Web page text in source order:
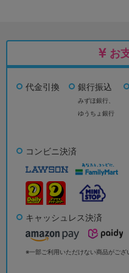
お
代金引換 銀行振込
みずほ銀行、
ゆうちょ銀行
コンビニ決済
キャッシュレス決済
※一部ご利用いただけない商品がござ